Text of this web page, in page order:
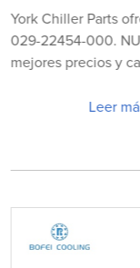
York Chiller Parts
029-22454-000.
mejores precios y
Leer